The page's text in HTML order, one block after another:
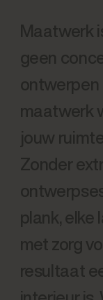
Maatwerk
geen
ontwerpen
maatwerk
jouw
Zonder
plank, elke
met zorg
resultaat